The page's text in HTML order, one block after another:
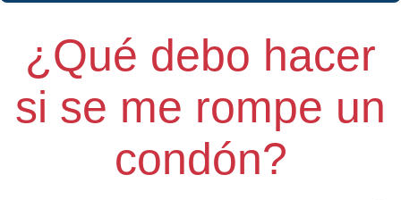
¿Qué debo hacer
si se me rompe un
condón?